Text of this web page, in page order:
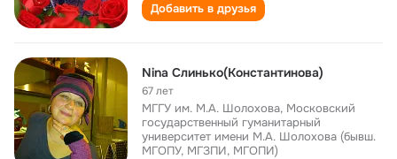
Добавить в друзья
Nina Слинько(Константинова)
67 лет
МГГУ им. М.А. Шолохова, Московский
государственный гуманитарный
университет имени М.А. Шолохова (бывш.
МГОПУ, МГЗПИ, МГОПИ)